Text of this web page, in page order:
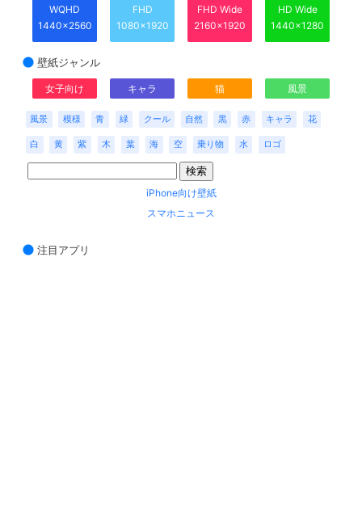
WQHD
1440x2560
FHD
1080x1920
FHD Wide
2160x1920
HD Wide
1440x1280
壁紙ジャンル
女子向け キャラ 猫 風景
風景 模様 青 緑 クール 自然 黒 赤 キャラ 花
白 黄 紫 木 葉 海 空 乗り物 水 ロゴ
iPhone向け壁紙
スマホニュース
注目アプリ